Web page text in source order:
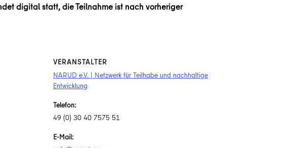
digital statt, die Teilnahme ist nach vorheriger
VERANSTALTER
NARUD e.V. | Netzwerk für Teilhabe und nachhaltige
Entwicklung
Telefon:
49 (0) 30 40 7575 51
E-Mail: